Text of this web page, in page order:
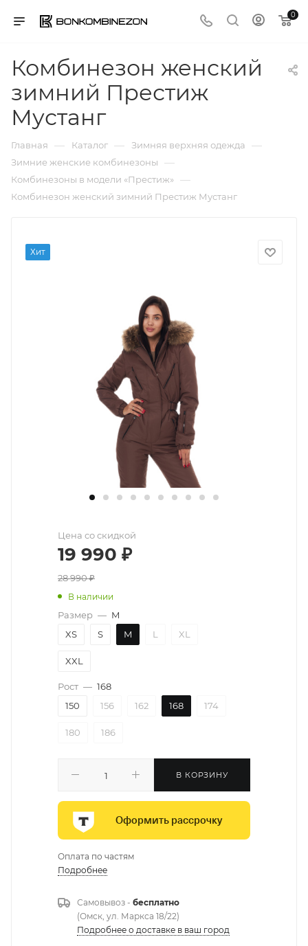
0
Комбинезон женский
зимний Престиж
Мустанг
Главная — Каталог — Зимняя верхняя одежда —
Зимние женские комбинезоны —
Комбинезоны в модели «Престиж» —
Комбинезон женский зимний Престиж Мустанг
Хит
Цена со скидкой
19 990 ₽
28 990₽
В наличии
Размер — M
XS
S M L XL
XXL
Рост — 168
150
156 162 168 174
180 186
В КОРЗИНУ
Оформить рассрочку
Оплата по частям
Подробнее
Самовывоз - бесплатно
(Омск, ул. Маркса 18/22)
Подробнее о доставке в ваш город